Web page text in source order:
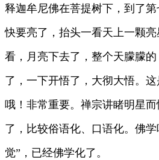
释迦牟尼佛在菩提树下，到了
快要亮了，抬头一看天上一颗
看，月亮下去了，整个天朦朦
了，一下开悟了，大彻大悟。
哦！非常重要。禅宗讲睹明星
了，比较俗语化、口语化。佛
觉”，已经佛学化了。